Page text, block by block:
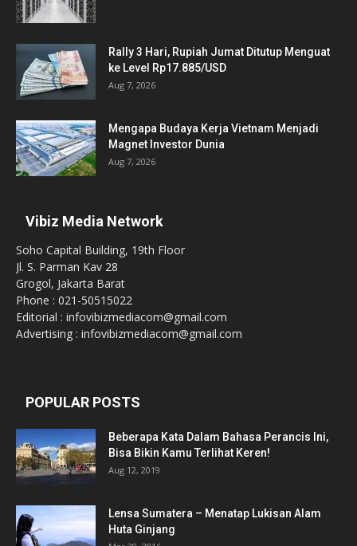
Rally 3 Hari, Rupiah Jumat Ditutup Menguat
ke Level Rp17.885/USD
Aug 7, 2026
Mengapa Budaya Kerja Vietnam Menjadi
Magnet Investor Dunia
Aug 7, 2026
Vibiz Media Network
Soho Capital Building, 19th Floor
Jl. S. Parman Kav 28
Grogol, Jakarta Barat
Phone : 021-50515022
Editorial : infovibizmediacom@gmail.com
Advertising : infovibizmediacom@gmail.com
POPULAR POSTS
Beberapa Kata Dalam Bahasa Perancis Ini,
Bisa Bikin Kamu Terlihat Keren!
Aug 12, 2019
Lensa Sumatera – Menatap Lukisan Alam
Huta Ginjang